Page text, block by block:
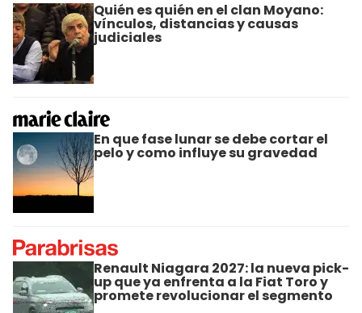
Quién es quién en el clan Moyano:
vínculos, distancias y causas
judiciales
En que fase lunar se debe cortar el
pelo y como influye su gravedad
Renault Niagara 2027: la nueva pick-
up que ya enfrenta a la Fiat Toro y
promete revolucionar el segmento